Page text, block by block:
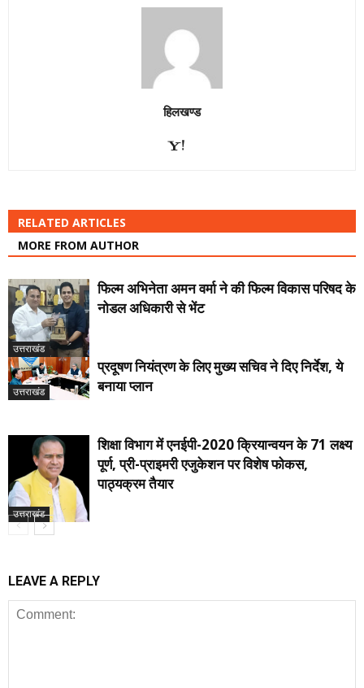
हिलखण्ड
RELATED ARTICLES
MORE FROM AUTHOR
उत्तराखंड
फिल्म अभिनेता अमन वर्मा ने की फिल्म विकास परिषद के
नोडल अधिकारी से भेंट
उत्तराखंड
प्रदूषण नियंत्रण के लिए मुख्य सचिव ने दिए निर्देश, ये
बनाया प्लान
उत्तराखंड
शिक्षा विभाग में एनईपी-2020 क्रियान्वयन के 71 लक्ष्य
पूर्ण, प्री-प्राइमरी एजुकेशन पर विशेष फोकस,
पाठ्यक्रम तैयार
LEAVE A REPLY